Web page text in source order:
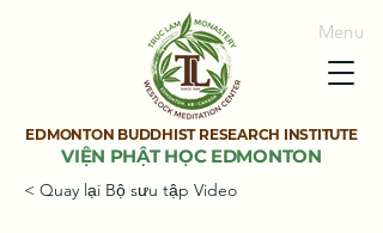
Menu
EDMONTON BUDDHIST RESEARCH INSTITUTE
VIỆN PHẬT HỌC EDMONTON
< Quay lại Bộ sưu tập Video